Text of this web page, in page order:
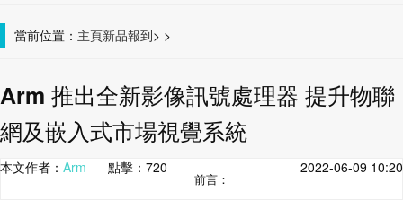
當前位置： 主頁 >
新品報到 >
Arm 推出全新影像訊號處理器 提升物聯
網及嵌入式市場視覺系統
本文作者： Arm 點擊： 720 2022-06-09 10:20
前言：